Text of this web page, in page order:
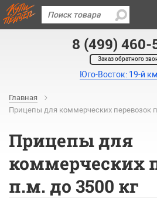
8 (499) 460-
Заказ обратного
Юго-Восток: 19-й
Главная
Прицепы для коммерческих перевозок
Прицепы для
коммерческих
п.м. до 3500 кг